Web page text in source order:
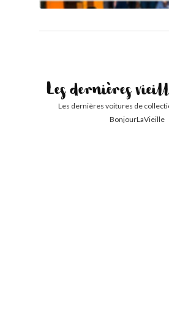
Les dernières
Les dernières voitures de
BonjourLaVieille